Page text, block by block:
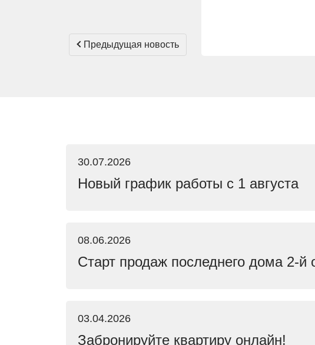
Предыдущая новость
30.07.2026
Новый график работы с 1 августа
08.06.2026
Старт продаж последнего дома 2-
03.04.2026
Забронируйте квартиру онлайн!